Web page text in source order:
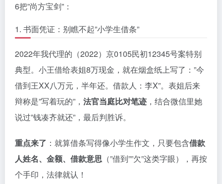
6把”尚方宝剑”：
1. 书面凭证：别瞧不起”小学生借条”
2022年我代理的（2022）京0105民初12345号案特别
典型。小王借给表姐8万现金，就在烟盒纸上写了：”今
借到王XX八万元，半年还。借款人：李X”。表姐后来
辩称是”写着玩的”， 法官当庭比对笔迹 ，结合微信里她
说过”钱凑齐就还”，最后判胜诉。
重点来了 ：就算借条写得像小学生作文，只要包含借款
人姓名、金额、借款意思 （”借到””欠”这类字眼），再按
个手印，法律就认！